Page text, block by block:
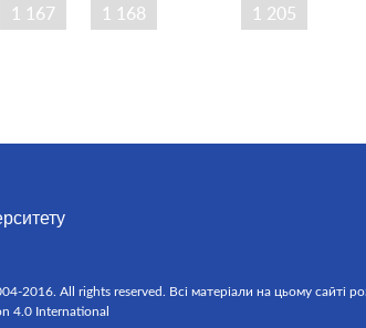
1 167 1 168 1 205
All rights reserved. Всі матеріали на цьому сайті
4.0 International